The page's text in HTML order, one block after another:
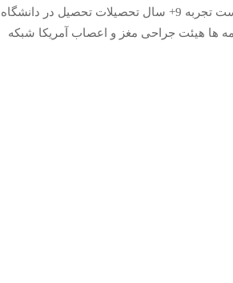
021-874235 جزئیات شخصی نام پزشک علی کاظمی تخصص کاردیولوژیست تجربه 9+ سال تحصیلات تحصیل در دانشگاه
ها هیئت جراحی مغز و اعصاب آمریکا شبکه